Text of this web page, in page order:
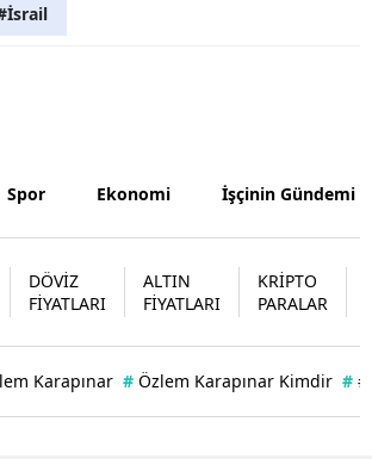
Şırnak
Spor Ekonomi İşçinin Gündemi
DÖVİZ
FİYATLARI
ALTIN
FİYATLARI
KRİPTO
PARALAR
Karapınar # Özlem Karapınar Kimdir #